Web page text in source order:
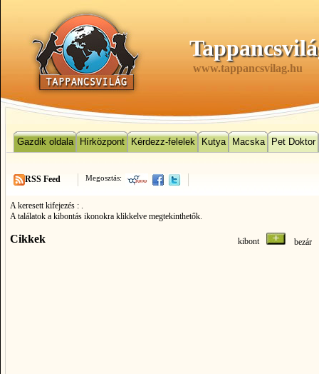
www.tappancsvilag.hu
Gazdik oldala Hírközpont Kérdezz-felelek Kutya Macska Pet Doktor
Megosztás:
RSS Feed
A keresett kifejezés : .
A találatok a kibontás ikonokra klikkelve megtekinthetők.
Cikkek kibont